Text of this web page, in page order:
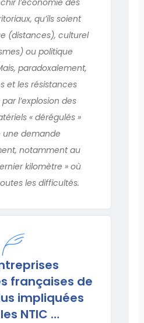
qu’ils soient
(distances), culturel
ou politique
paradoxalement,
et les résistances
l’explosion des
« dérégulés »
une demande
notamment au
kilomètre » où
les difficultés.
françaises de
impliquées
NTIC …